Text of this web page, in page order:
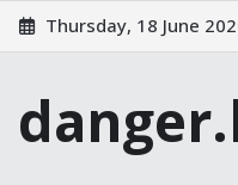
Skip
to
Thursday, 18 June